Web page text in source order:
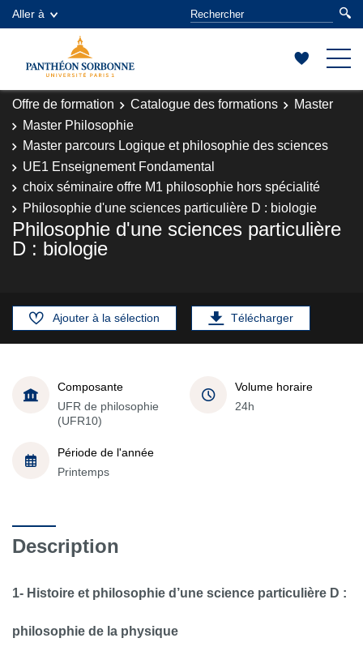
Aller à
Offre de formation Catalogue des formations
Master
Master Philosophie
Master parcours Logique et philosophie des sciences
UE1 Enseignement Fondamental
choix séminaire offre M1 philosophie hors spécialité
Philosophie d'une sciences particulière D : biologie
Philosophie d'une sciences particulière
D : biologie
Ajouter à la sélection Télécharger
Composante
UFR de philosophie
(UFR10)
Volume horaire
24h
Période de l'année
Printemps
Description
1- Histoire et philosophie d’une science particulière D :
philosophie de la physique